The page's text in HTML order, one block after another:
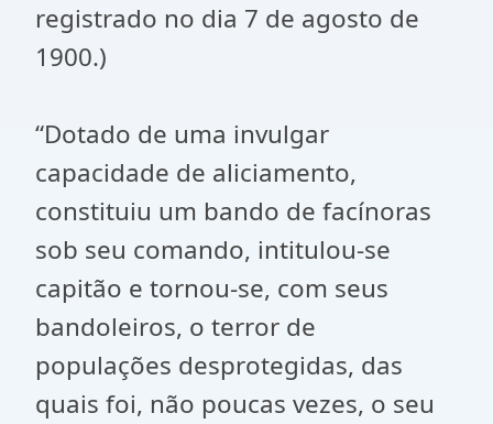
registrado no dia 7 de agosto de
1900.)
“Dotado de uma invulgar
capacidade de aliciamento,
constituiu um bando de facínoras
sob seu comando, intitulou-se
capitão e tornou-se, com seus
bandoleiros, o terror de
populações desprotegidas, das
quais foi, não poucas vezes, o seu